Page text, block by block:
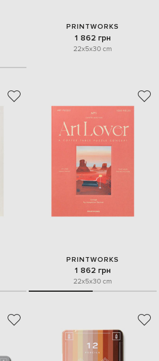
PRINTWORKS
1 862 грн
22x5x30 cm
PRINTWORKS
1 862 грн
22x5x30 cm